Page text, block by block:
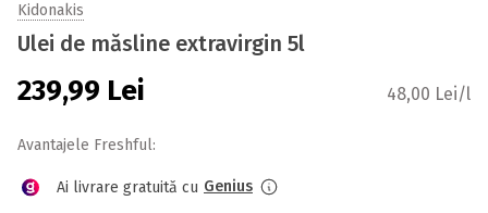
Kidonakis
Ulei de măsline extravirgin 5l
239,99 Lei 48,00 Lei/l
Avantajele Freshful:
Ai livrare gratuită cu Genius